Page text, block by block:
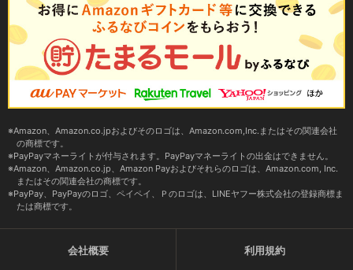
Amazon、Amazon.co.jpおよびそのロゴは、Amazon.com,Inc.またはその関連会社
の商標です。
PayPayマネーライトが付与されます。PayPayマネーライトの出金はできません。
Amazon、Amazon.co.jp、Amazon Payおよびそれらのロゴは、Amazon.com, Inc.
またはその関連会社の商標です。
PayPay、PayPayのロゴ、ペイペイ、Ｐのロゴは、LINEヤフー株式会社の登録商標ま
たは商標です。
会社概要 利用規約